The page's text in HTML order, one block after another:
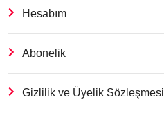
Hesabım
Abonelik
Gizlilik ve Üyelik Sözleşmesi